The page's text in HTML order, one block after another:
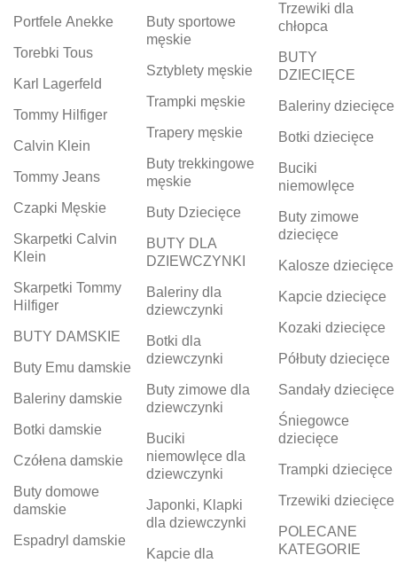
Portfele Anekke
Torebki Tous
Karl Lagerfeld
Tommy Hilfiger
Calvin Klein
Tommy Jeans
Czapki Męskie
Skarpetki Calvin
Klein
Skarpetki Tommy
Hilfiger
BUTY DAMSKIE
Buty Emu damskie
Baleriny damskie
Botki damskie
Czółena damskie
Buty domowe
damskie
Espadryl damskie
Buty sportowe
męskie
Sztyblety męskie
Trampki męskie
Trapery męskie
Buty trekkingowe
męskie
Buty Dziecięce
BUTY DLA
DZIEWCZYNKI
Baleriny dla
dziewczynki
Botki dla
dziewczynki
Buty zimowe dla
dziewczynki
Buciki
niemowlęce dla
dziewczynki
Japonki, Klapki
dla dziewczynki
Kapcie dla
Trzewiki dla
chłopca
BUTY
DZIECIĘCE
Baleriny dziecięce
Botki dziecięce
Buciki
niemowlęce
Buty zimowe
dziecięce
Kalosze dziecięce
Kapcie dziecięce
Kozaki dziecięce
Półbuty dziecięce
Sandały dziecięce
Śniegowce
dziecięce
Trampki dziecięce
Trzewiki dziecięce
POLECANE
KATEGORIE